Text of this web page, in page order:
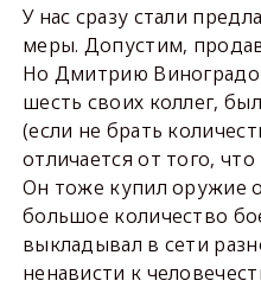
У нас сразу стали
меры. Допустим,
Но Дмитрию
шесть своих коллег,
(если не брать
отличается от того,
Он тоже купил оружие
большое количество
выкладывал в сети
ненависти к